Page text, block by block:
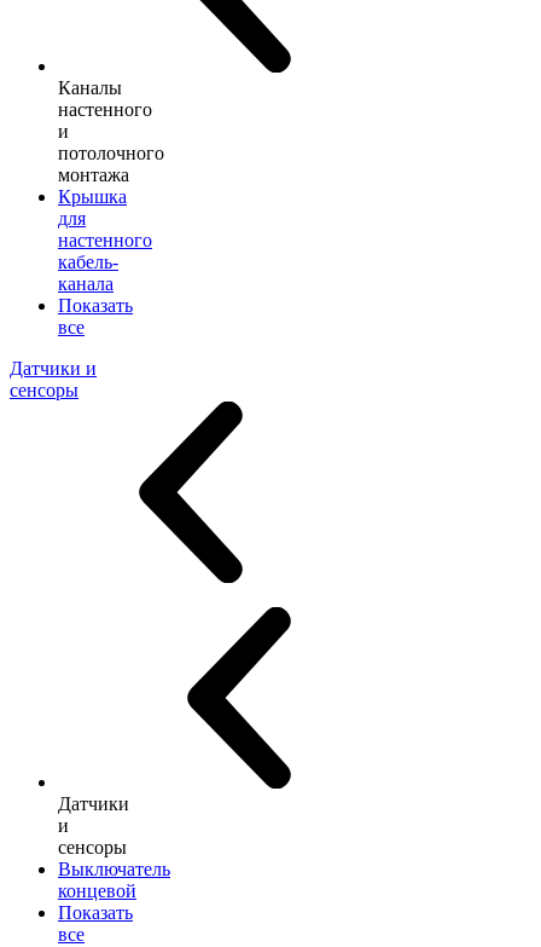
Каналы
настенного
и
потолочного
монтажа
Крышка
для
настенного
кабель-
канала
Показать
все
Датчики и
сенсоры
Датчики
и
сенсоры
Выключатель
концевой
Показать
все